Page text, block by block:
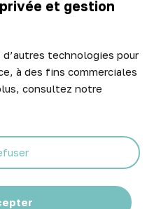
et gestion
technologies pour
à des fins commerciales
consultez notre
informé de nos meilleurs
arrivages.
vous